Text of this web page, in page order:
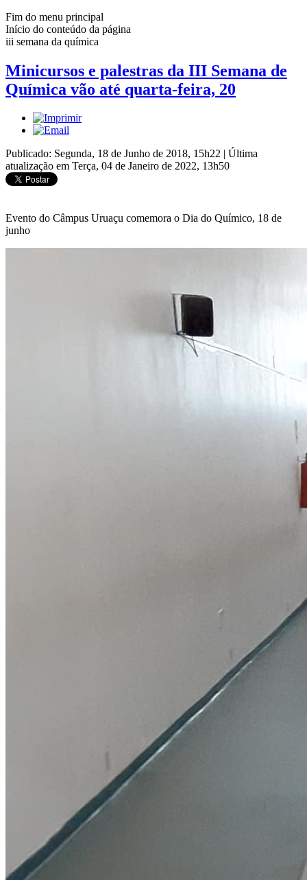
Fim do menu principal
Início do conteúdo da página
iii semana da química
Minicursos e palestras da III Semana de
Química vão até quarta-feira, 20
Publicado: Segunda, 18 de Junho de 2018, 15h22 | Última
atualização em Terça, 04 de Janeiro de 2022, 13h50
Evento do Câmpus Uruaçu comemora o Dia do Químico, 18 de
junho